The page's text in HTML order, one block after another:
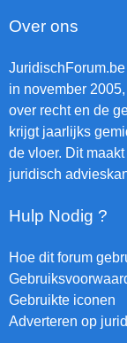
Over ons
in november
over recht en de
krijgt jaarlijks
de vloer. Dit
juridisch
Hulp Nodig ?
Hoe dit forum
Gebruikte iconen
Adverteren op